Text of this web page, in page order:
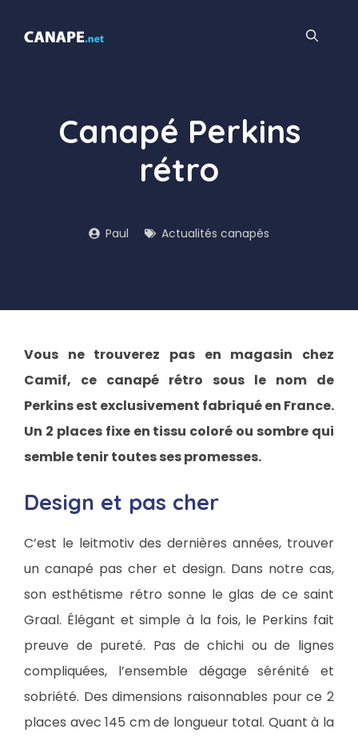
contenu
Canapé Perkins
rétro
Paul Actualités canapés
Vous ne trouverez pas en magasin chez
Camif, ce canapé rétro sous le nom de
Perkins est exclusivement fabriqué en France.
Un 2 places fixe en tissu coloré ou sombre qui
semble tenir toutes ses promesses.
Design et pas cher
C’est le leitmotiv des dernières années, trouver
un canapé pas cher et design. Dans notre cas,
son esthétisme rétro sonne le glas de ce saint
Graal. Élégant et simple à la fois, le Perkins fait
preuve de pureté. Pas de chichi ou de lignes
compliquées, l’ensemble dégage sérénité et
sobriété. Des dimensions raisonnables pour ce 2
places avec 145 cm de longueur total. Quant à la